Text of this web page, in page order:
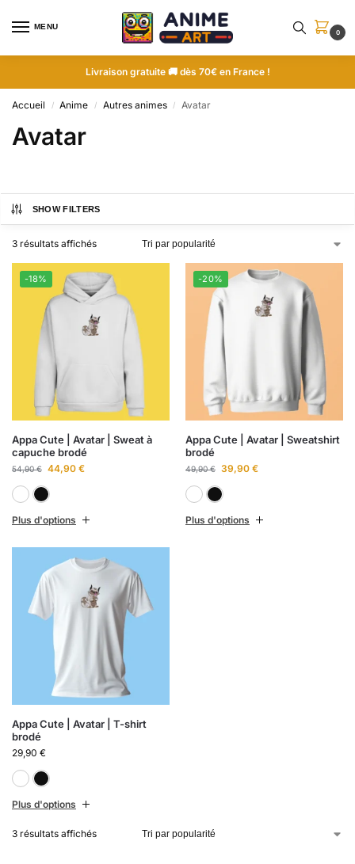
MENU
0
Livraison gratuite 🚚 dès 70€ en France !
Accueil / Anime / Autres animes / Avatar
Avatar
SHOW FILTERS
3 résultats affichés
-18%
Appa Cute | Avatar | Sweat à
capuche brodé
54,90€ 44,90 €
Plus d'options
-20%
Appa Cute | Avatar | Sweatshirt
brodé
49,90€ 39,90 €
Plus d'options
Appa Cute | Avatar | T-shirt
brodé
29,90 €
Plus d'options
3 résultats affichés